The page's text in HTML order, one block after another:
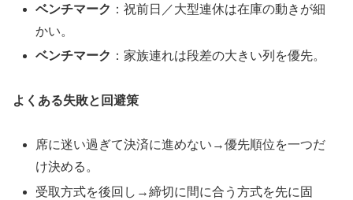
ベンチマーク ：祝前日／大型連休は在庫の動きが細
かい。
ベンチマーク ：家族連れは段差の大きい列を優先。
よくある失敗と回避策
席に迷い過ぎて決済に進めない→優先順位を一つだ
け決める。
受取方式を後回し→締切に間に合う方式を先に固